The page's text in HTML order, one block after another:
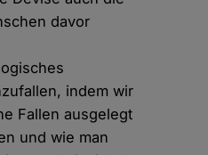
davor
indem wir
Fallen ausgelegt
und wie man